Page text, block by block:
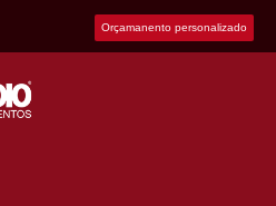
Orçamanento personalizado